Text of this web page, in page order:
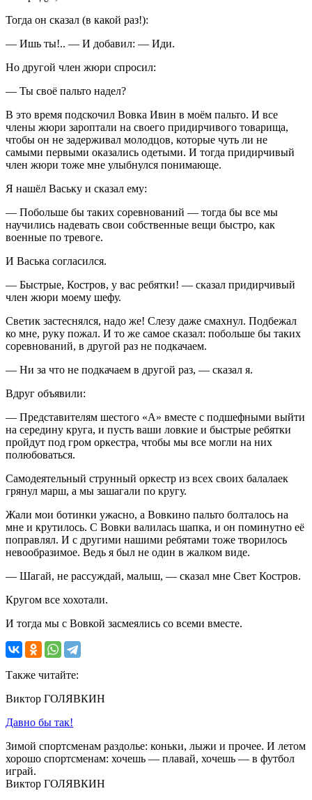
Тогда он сказал (в какой раз!):
— Ишь ты!.. — И добавил: — Иди.
Но другой член жюри спросил:
— Ты своё пальто надел?
В это время подскочил Вовка Ивин в моём пальто. И все
члены жюри зароптали на своего придирчивого товарища,
чтобы он не задерживал молодцов, которые чуть ли не
самыми первыми оказались одетыми. И тогда придирчивый
член жюри тоже мне улыбнулся понимающе.
Я нашёл Ваську и сказал ему:
— Побольше бы таких соревнований — тогда бы все мы
научились надевать свои собственные вещи быстро, как
военные по тревоге.
И Васька согласился.
— Быстрые, Костров, у вас ребятки! — сказал придирчивый
член жюри моему шефу.
Светик застеснялся, надо же! Слезу даже смахнул. Подбежал
ко мне, руку пожал. И то же самое сказал: побольше бы таких
соревнований, в другой раз не подкачаем.
— Ни за что не подкачаем в другой раз, — сказал я.
Вдруг объявили:
— Представителям шестого «А» вместе с подшефными выйти
на середину круга, и пусть ваши ловкие и быстрые ребятки
пройдут под гром оркестра, чтобы мы все могли на них
полюбоваться.
Самодеятельный струнный оркестр из всех своих балалаек
грянул марш, а мы зашагали по кругу.
Жали мои ботинки ужасно, а Вовкино пальто болталось на
мне и крутилось. С Вовки валилась шапка, и он поминутно её
поправлял. И с другими нашими ребятами тоже творилось
невообразимое. Ведь я был не один в жалком виде.
— Шагай, не рассуждай, малыш, — сказал мне Свет Костров.
Кругом все хохотали.
И тогда мы с Вовкой засмеялись со всеми вместе.
Также читайте:
Виктор ГОЛЯВКИН
Давно бы так!
Зимой спортсменам раздолье: коньки, лыжи и прочее. И летом
хорошо спортсменам: хочешь — плавай, хочешь — в футбол
играй.
Виктор ГОЛЯВКИН